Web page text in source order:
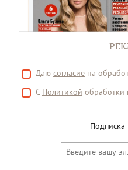
Даю согласие на
С Политикой обработки
Подписка